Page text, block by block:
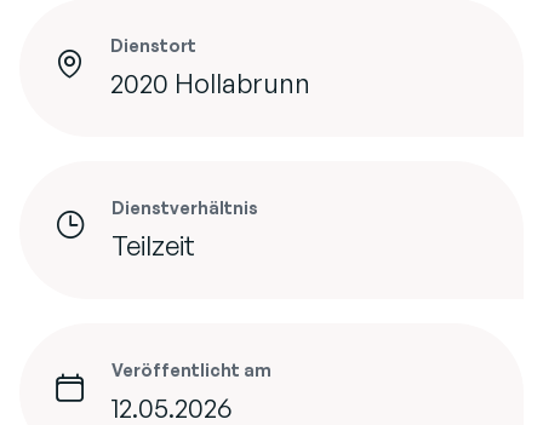
Dienstort
2020 Hollabrunn
Dienstverhältnis
Teilzeit
Veröffentlicht am
12.05.2026